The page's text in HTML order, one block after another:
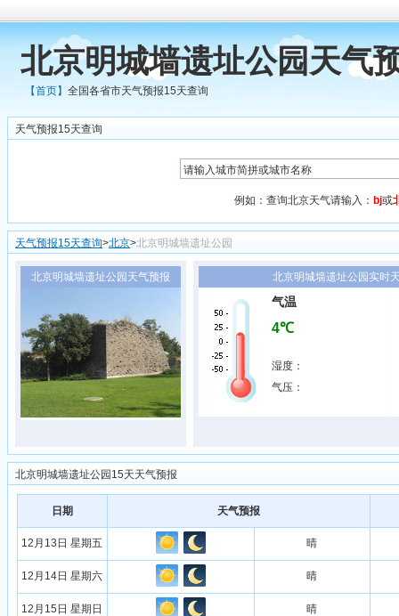
北京明城墙遗址公园天气
【首页】全国各省市天气预报15天查询
天气预报15天查询
例如：查询北京天气请输入： bj或
天气预报15天查询>北京>北京明城墙遗址公园
北京明城墙遗址公园天气预报 北京明城墙遗址公园实时
气温
4℃
湿度：
气压：
北京明城墙遗址公园15天天气预报
日期 天气预报
12月13日 星期五 晴
12月14日 星期六 晴
12月15日 星期日 晴